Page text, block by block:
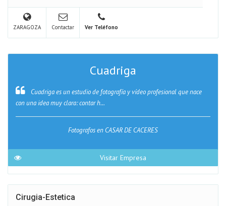
ZARAGOZA Contactar Ver Teléfono
Cuadriga
Cuadriga es un estudio de fotografía y vídeo profesional que nace
con una idea muy clara: contar h...
Fotografos en CASAR DE CACERES
Visitar Empresa
Cirugia-Estetica